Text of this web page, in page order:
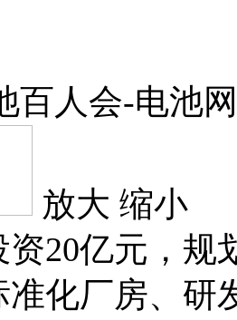
百人会-电池
放大 缩小
20亿元，规
准化厂房、研